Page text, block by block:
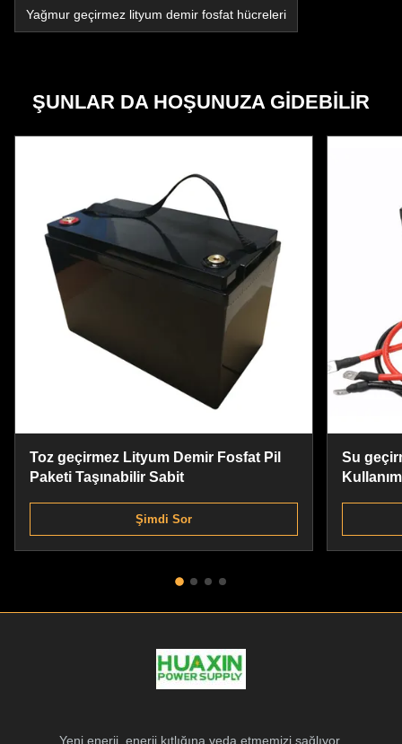
Yağmur geçirmez lityum demir fosfat hücreleri
ŞUNLAR DA HOŞUNUZA GIDEBILIR
Toz geçirmez Lityum Demir Fosfat Pil
Paketi Taşınabilir Sabit
Şimdi Sor
Su
Yeni enerji, enerji kıtlığına veda etmemizi sağlıyor.